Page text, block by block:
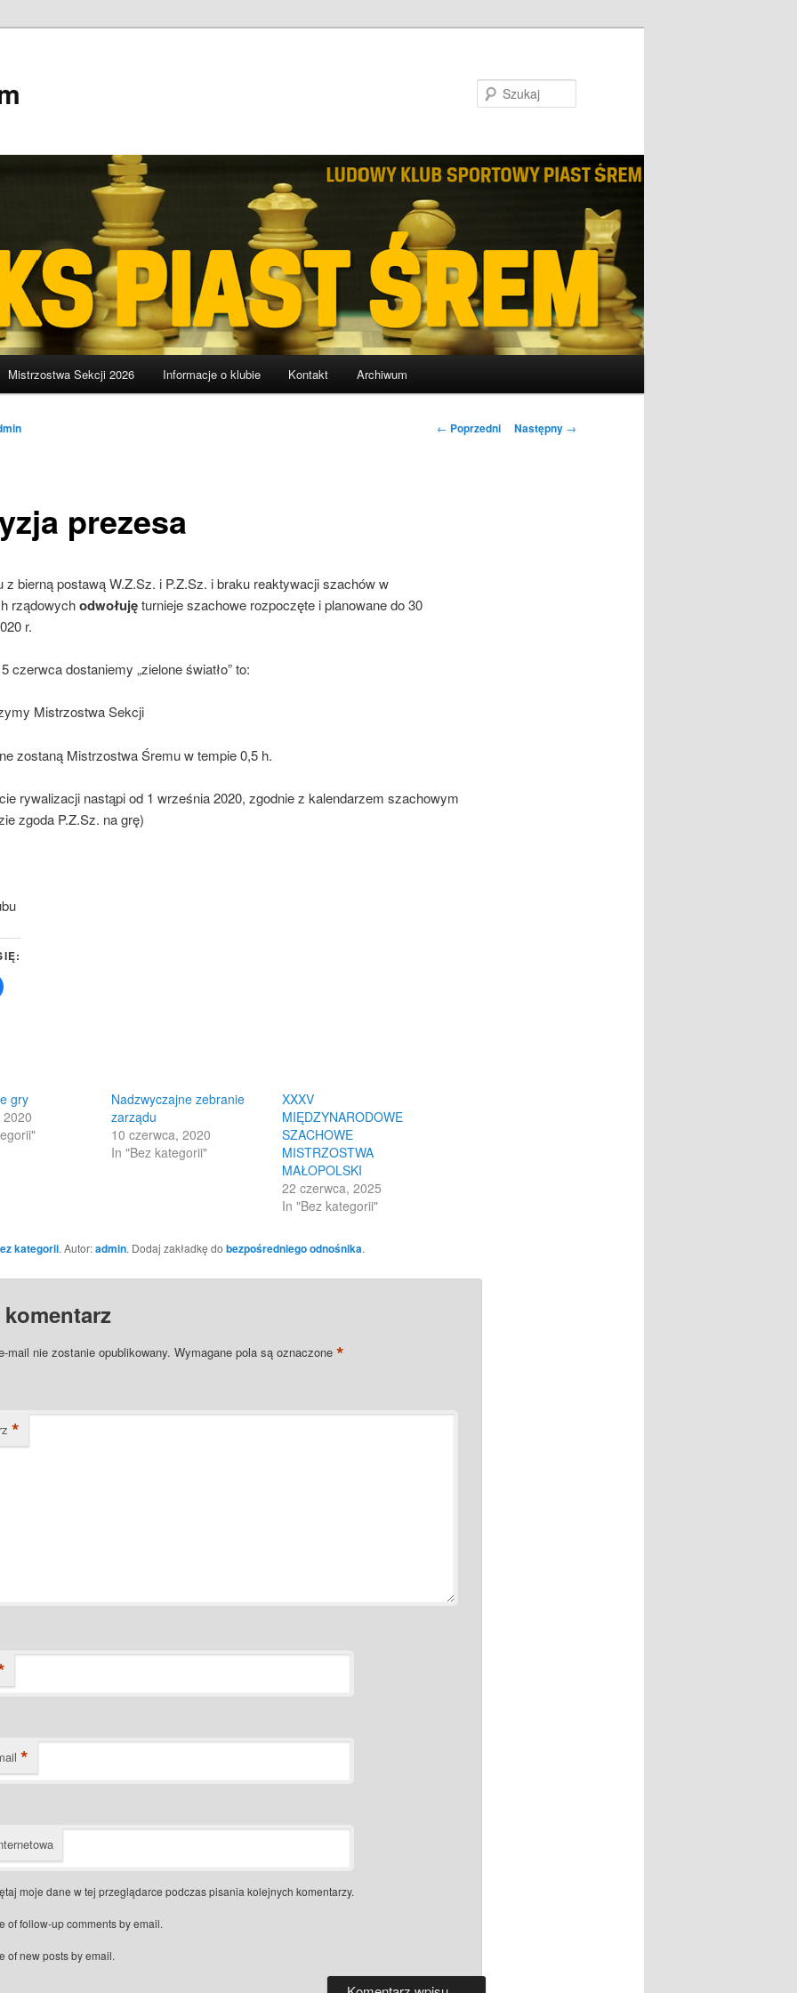
Mistrzostwa Sekcji 2026 Informacje o klubie Kontakt Archiwum
Nawigacja
← Poprzedni Następny →
prezesa
z bierną postawą W.Z.Sz. i P.Z.Sz. i braku reaktywacji szachów w
rządowychodwołujęturnieje szachowe rozpoczęte i planowane do 30
r.
czerwca dostaniemy „zielone światło” to:
Mistrzostwa Sekcji
zostaną Mistrzostwa Śremu w tempie 0,5 h.
rywalizacji nastąpi od 1 września 2020, zgodnie z kalendarzem szachowym
zgoda P.Z.Sz. na grę)
Click
gry
Nadzwyczajne zebranie
zarządu
10 czerwca, 2020
In "Bez kategorii"
XXXV
MIĘDZYNARODOWE
SZACHOWE
MISTRZOSTWA
MAŁOPOLSKI
22 czerwca, 2025
In "Bez kategorii"
kategorii. Autor:admin. Dodaj zakładkę do bezpośredniego odnośnika.
mail nie zostanie opublikowany. Wymagane pola są oznaczone *
*
*
moje dane w tej przeglądarce podczas pisania kolejnych komentarzy.
of follow-up comments by email.
of new posts by email.